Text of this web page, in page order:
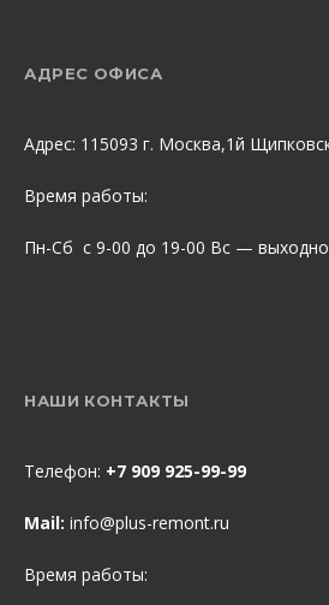
АДРЕС ОФИСА
Адрес: 115093 г. Москва,1й
Время работы:
Пн-Сб с 9-00 до 19-00 Вс —
НАШИ КОНТАКТЫ
Телефон: +7 909 925-99-99
Mail: info@plus-remont.ru
Время работы: